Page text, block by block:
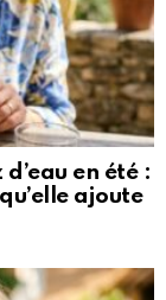
en été :
ajoute